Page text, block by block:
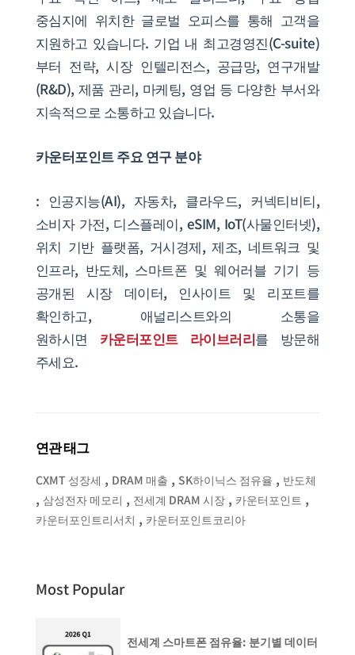
중심지에 위치한 글로벌 오피스를 통해 고객을
지원하고 있습니다. 기업 내 최고경영진(C-suite)
부터 전략, 시장 인텔리전스, 공급망, 연구개발
(R&D), 제품 관리, 마케팅, 영업 등 다양한 부서와
지속적으로 소통하고 있습니다.
카운터포인트 주요 연구 분야
: 인공지능(AI), 자동차, 클라우드, 커넥티비티,
소비자 가전, 디스플레이, eSIM, IoT(사물인터넷),
위치 기반 플랫폼, 거시경제, 제조, 네트워크 및
인프라, 반도체, 스마트폰 및 웨어러블 기기 등
공개된 시장 데이터, 인사이트 및 리포트를
확인하고, 애널리스트와의 소통을
원하시면 카운터포인트 라이브러리를 방문해
주세요.
연관 태그
CXMT 성장세 , DRAM 매출 , SK하이닉스 점유율 , 반도체
, 삼성전자 메모리 , 전세계 DRAM 시장, 카운터포인트 ,
카운터포인트리서치 , 카운터포인트코리아
Most Popular
전세계 스마트폰 점유율: 분기별 데이터